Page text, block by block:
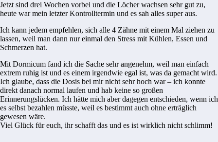
Jetzt sind drei Wochen vorbei und die Löcher wachsen sehr gut zu,
heute war mein letzter Kontrolltermin und es sah alles super aus.
Ich kann jedem empfehlen, sich alle 4 Zähne mit einem Mal ziehen zu
lassen, weil man dann nur einmal den Stress mit Kühlen, Essen und
Schmerzen hat.
Mit Dormicum fand ich die Sache sehr angenehm, weil man einfach
extrem ruhig ist und es einem irgendwie egal ist, was da gemacht wird.
Ich glaube, dass die Dosis bei mir nicht sehr hoch war – ich konnte
direkt danach normal laufen und hab keine so großen
Erinnerungslücken. Ich hätte mich aber dagegen entschieden, wenn ich
es selbst bezahlen müsste, weil es bestimmt auch ohne erträglich
gewesen wäre.
Viel Glück für euch, ihr schafft das und es ist wirklich nicht schlimm!